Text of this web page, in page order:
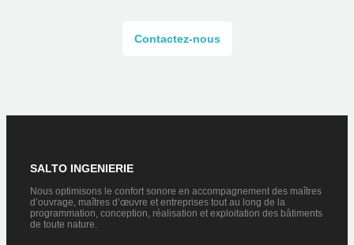
Contactez-nous
SALTO INGENIERIE
Nous optimisons le confort sonore en accompagnement des maîtres
d’ouvrage, maîtres d’œuvre et entreprises tout au long de la
programmation, conception, réalisation et exploitation des bâtiments
de toute nature.